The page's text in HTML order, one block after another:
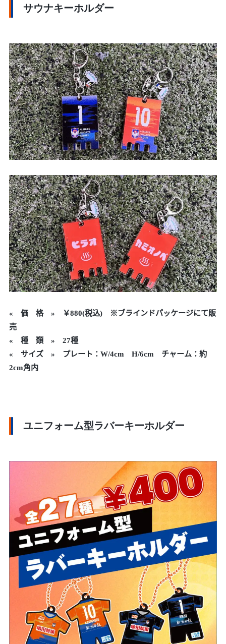
サウナキーホルダー
« 価 格 » ￥880(税込) ※ブラインドパッケージにて販
売
« 種 類 » 27種
« サイズ » プレート：W/4cm H/6cm チャーム：約
2cm角内
ユニフォーム型ラバーキーホルダー